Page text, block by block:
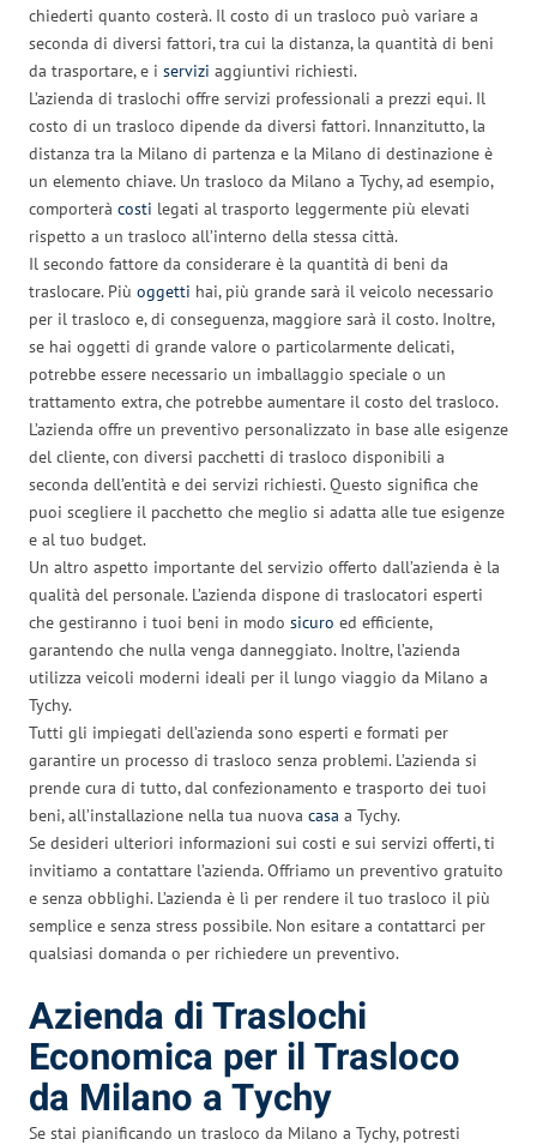
chiederti quanto costerà. Il costo di un trasloco può variare a
seconda di diversi fattori, tra cui la distanza, la quantità di beni
da trasportare, e i servizi aggiuntivi richiesti.
L’azienda di traslochi offre servizi professionali a prezzi equi. Il
costo di un trasloco dipende da diversi fattori. Innanzitutto, la
distanza tra la Milano di partenza e la Milano di destinazione è
un elemento chiave. Un trasloco da Milano a Tychy, ad esempio,
comporterà costi legati al trasporto leggermente più elevati
rispetto a un trasloco all’interno della stessa città.
Il secondo fattore da considerare è la quantità di beni da
traslocare. Più oggetti hai, più grande sarà il veicolo necessario
per il trasloco e, di conseguenza, maggiore sarà il costo. Inoltre,
se hai oggetti di grande valore o particolarmente delicati,
potrebbe essere necessario un imballaggio speciale o un
trattamento extra, che potrebbe aumentare il costo del trasloco.
L’azienda offre un preventivo personalizzato in base alle esigenze
del cliente, con diversi pacchetti di trasloco disponibili a
seconda dell’entità e dei servizi richiesti. Questo significa che
puoi scegliere il pacchetto che meglio si adatta alle tue esigenze
e al tuo budget.
Un altro aspetto importante del servizio offerto dall’azienda è la
qualità del personale. L’azienda dispone di traslocatori esperti
che gestiranno i tuoi beni in modo sicuro ed efficiente,
garantendo che nulla venga danneggiato. Inoltre, l’azienda
utilizza veicoli moderni ideali per il lungo viaggio da Milano a
Tychy.
Tutti gli impiegati dell’azienda sono esperti e formati per
garantire un processo di trasloco senza problemi. L’azienda si
prende cura di tutto, dal confezionamento e trasporto dei tuoi
beni, all’installazione nella tua nuova casa a Tychy.
Se desideri ulteriori informazioni sui costi e sui servizi offerti, ti
invitiamo a contattare l’azienda. Offriamo un preventivo gratuito
e senza obblighi. L’azienda è lì per rendere il tuo trasloco il più
semplice e senza stress possibile. Non esitare a contattarci per
qualsiasi domanda o per richiedere un preventivo.
Azienda di Traslochi
Economica per il Trasloco
da Milano a Tychy
Se stai pianificando un trasloco da Milano a Tychy, potresti